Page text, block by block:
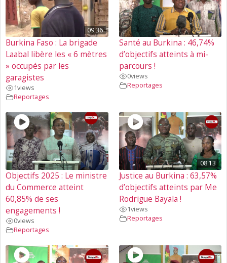
09:36
Burkina Faso : La brigade
Laabal libère les « 6 mètres
» occupés par les
garagistes
1views
Reportages
Santé au Burkina : 46,74%
d’objectifs atteints à mi-
parcours !
0views
Reportages
Objectifs 2025 : Le ministre
du Commerce atteint
60,85% de ses
engagements !
0views
Reportages
08:13
Justice au Burkina : 63,57%
d’objectifs atteints par Me
Rodrigue Bayala !
1views
Reportages